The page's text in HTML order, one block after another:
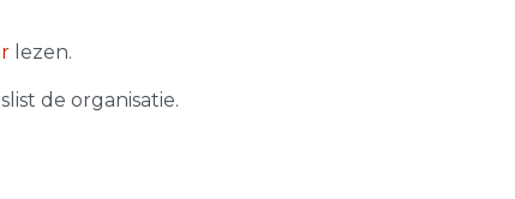
lezen.
de organisatie.